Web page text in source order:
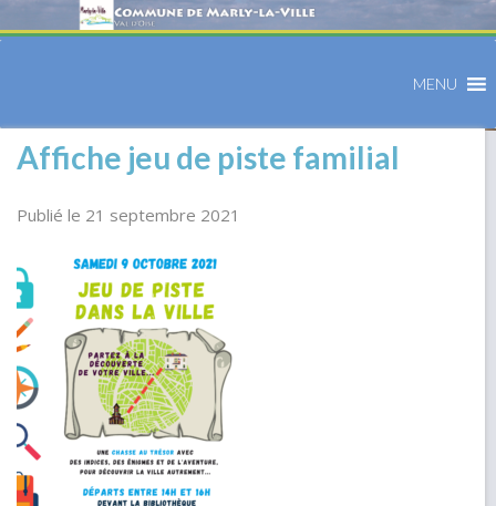
MENU
Affiche jeu de piste familial
Publié le 21 septembre 2021